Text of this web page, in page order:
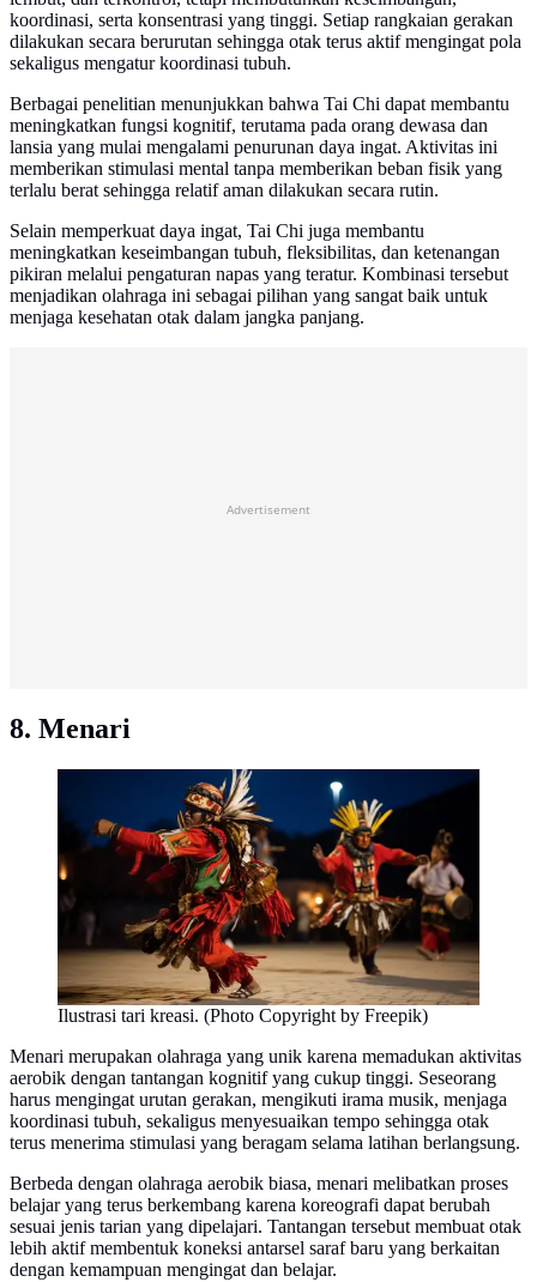
koordinasi, serta konsentrasi yang tinggi. Setiap rangkaian gerakan
dilakukan secara berurutan sehingga otak terus aktif mengingat pola
sekaligus mengatur koordinasi tubuh.
Berbagai penelitian menunjukkan bahwa Tai Chi dapat membantu
meningkatkan fungsi kognitif, terutama pada orang dewasa dan
lansia yang mulai mengalami penurunan daya ingat. Aktivitas ini
memberikan stimulasi mental tanpa memberikan beban fisik yang
terlalu berat sehingga relatif aman dilakukan secara rutin.
Selain memperkuat daya ingat, Tai Chi juga membantu
meningkatkan keseimbangan tubuh, fleksibilitas, dan ketenangan
pikiran melalui pengaturan napas yang teratur. Kombinasi tersebut
menjadikan olahraga ini sebagai pilihan yang sangat baik untuk
menjaga kesehatan otak dalam jangka panjang.
Advertisement
8. Menari
Ilustrasi tari kreasi. (Photo Copyright by Freepik)
Menari merupakan olahraga yang unik karena memadukan aktivitas
aerobik dengan tantangan kognitif yang cukup tinggi. Seseorang
harus mengingat urutan gerakan, mengikuti irama musik, menjaga
koordinasi tubuh, sekaligus menyesuaikan tempo sehingga otak
terus menerima stimulasi yang beragam selama latihan berlangsung.
Berbeda dengan olahraga aerobik biasa, menari melibatkan proses
belajar yang terus berkembang karena koreografi dapat berubah
sesuai jenis tarian yang dipelajari. Tantangan tersebut membuat otak
lebih aktif membentuk koneksi antarsel saraf baru yang berkaitan
dengan kemampuan mengingat dan belajar.